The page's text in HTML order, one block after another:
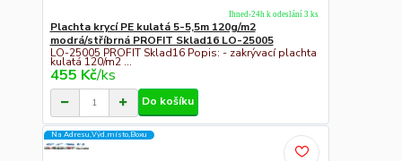
Plachta krycí PE kulatá 5-5,5m 120g/m2
modrá/stříbrná PROFIT Sklad16 LO-25005
LO-25005 PROFIT Sklad16 Popis: - zakrývací plachta
kulatá 120/m2 ...
455 Kč/ks
Ihned-24h k odeslání 3 ks
Do košíku
Na Adresu,Výd.místo,Boxu